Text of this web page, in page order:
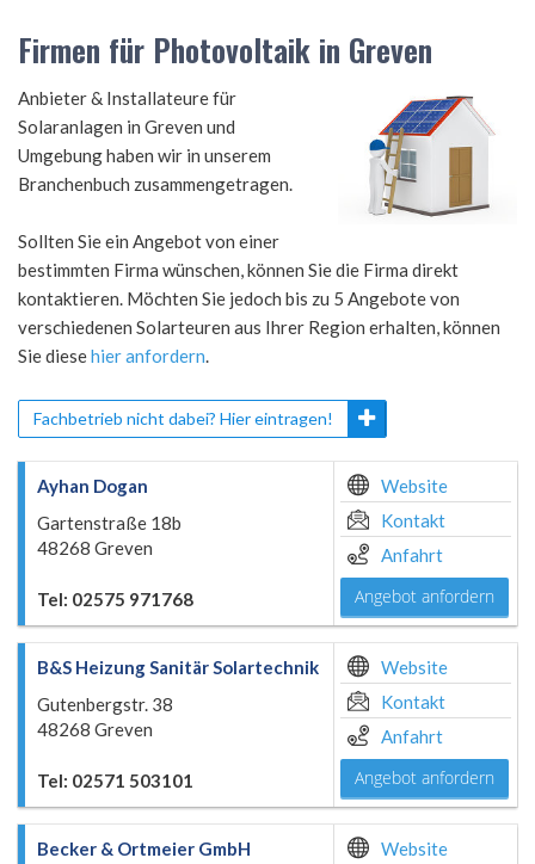
Firmen für Photovoltaik in Greven
Anbieter & Installateure für
Solaranlagen in Greven und
Umgebung haben wir in unserem
Branchenbuch zusammengetragen.
Sollten Sie ein Angebot von einer
bestimmten Firma wünschen, können Sie die Firma direkt
kontaktieren. Möchten Sie jedoch bis zu 5 Angebote von
verschiedenen Solarteuren aus Ihrer Region erhalten, können
Sie diesehier anfordern.
Fachbetrieb nicht dabei? Hier eintragen!
Ayhan Dogan
Gartenstraße 18b
48268 Greven
Tel: 02575 971768
Website
Kontakt
Anfahrt
Angebot anfordern
B&S Heizung Sanitär Solartechnik
Gutenbergstr. 38
48268 Greven
Tel: 02571 503101
Website
Kontakt
Anfahrt
Angebot anfordern
Becker & Ortmeier GmbH Website